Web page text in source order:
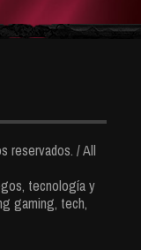
reservados. / All
tecnología y
gaming, tech,